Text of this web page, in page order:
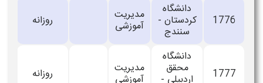
1776
دانشگاه
كردستان -
سنندج
مدیریت
آموزشی روزانه
1777
دانشگاه
محقق
اردبیلی -
مدیریت
آموزشی روزانه